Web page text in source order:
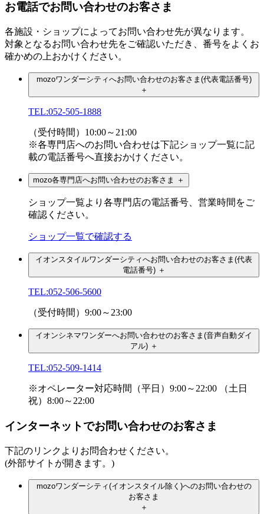
お電話でお問い合わせのお客さま
各施設・ショップによってお問い合わせ先が異なります。
対象となるお問い合わせ先をご確認いただき、番号をよくお
確かめの上おかけください。
mozoワンダーシティへお問い合わせのお客さま(代表電話番号)
＋
TEL:052-505-1888
（受付時間）10:00～21:00
※各専門店へのお問い合わせは下記ショップ一覧に記
載の電話番号へ直接おかけください。
mozo各専門店へお問い合わせのお客さま ＋
ショップ一覧より各専門店の電話番号、営業時間をご
確認ください。
ショップ一覧で確認する
イオンスタイルワンダーシティへお問い合わせのお客さま(代表
電話番号) ＋
TEL:052-506-5600
（受付時間）9:00～23:00
イオンシネマワンダーへお問い合わせのお客さま(音声自動ダイ
アル) ＋
TEL:052-509-1414
※オペレーター対応時間（平日）9:00～22:00 （土日
祝）8:00～22:00
インターネットでお問い合わせのお客さま
下記のリンクよりお問合わせください。
(外部サイトが開きます。)
mozoワンダーシティ(イオンスタイル除く)へのお問い合わせの
お客さま
＋